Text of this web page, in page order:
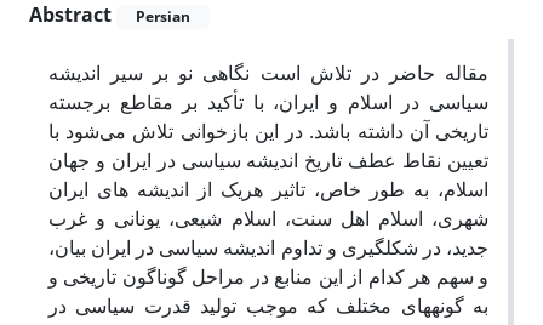
Abstract
Persian
مقاله حاضر در تلاش است نگاهی نو بر سیر اندیشه
سیاسی در اسلام و ایران،‌ با تأکید بر مقاطع برجسته
تاریخی آن داشته باشد. در این بازخوانی تلاش‌ می‌شود با
تعیین نقاط عطف تاریخ اندیشه سیاسی در ایران و جهان
اسلام،‌ به طور خاص،‌ تاثیر هریک از اندیشه های ایران
شهری،‌ اسلام اهل سنت،‌ اسلام شیعی،‌ یونانی و غرب
جدید،‌ در شکل­گیری و تداوم اندیشه سیاسی در ایران بیان،‌
و سهم هر کدام از این منابع در مراحل گوناگون تاریخی و
به گونه­های مختلف که موجب تولید قدرت سیاسی در